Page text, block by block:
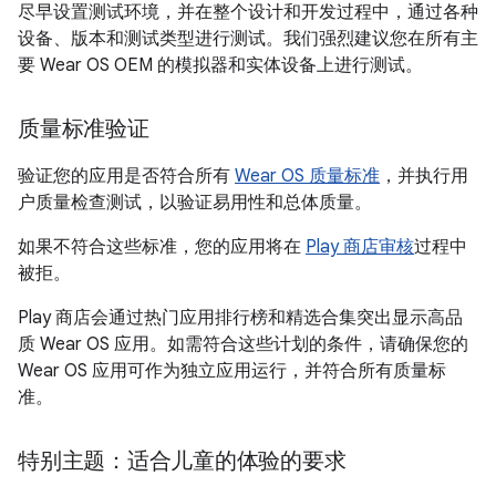
尽早设置测试环境，并在整个设计和开发过程中，通过各种
设备、版本和测试类型进行测试。我们强烈建议您在所有主
要 Wear OS OEM 的模拟器和实体设备上进行测试。
质量标准验证
验证您的应用是否符合所有 Wear OS 质量标准 ，并执行用
户质量检查测试，以验证易用性和总体质量。
如果不符合这些标准，您的应用将在 Play 商店审核过程中
被拒。
Play 商店会通过热门应用排行榜和精选合集突出显示高品
质 Wear OS 应用。如需符合这些计划的条件，请确保您的
Wear OS 应用可作为独立应用运行，并符合所有质量标
准。
特别主题：适合儿童的体验的要求